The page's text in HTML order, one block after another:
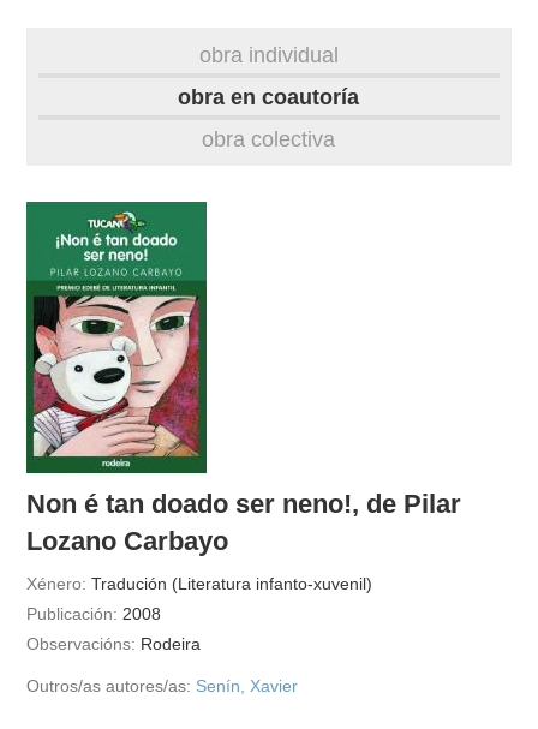
obra individual
obra en coautoría
obra colectiva
Non é tan doado ser neno!, de Pilar
Lozano Carbayo
Xénero: Tradución (Literatura infanto-xuvenil)
Publicación: 2008
Observacións: Rodeira
Outros/as autores/as: Senín, Xavier